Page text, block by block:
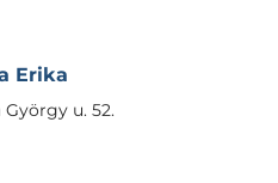
Erika
u. 52.